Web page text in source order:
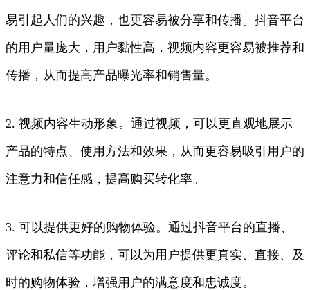
易引起人们的兴趣，也更容易被分享和传播。抖音平台
的用户量庞大，用户黏性高，视频内容更容易被推荐和
传播，从而提高产品曝光率和销售量。
2. 视频内容生动形象。通过视频，可以更直观地展示
产品的特点、使用方法和效果，从而更容易吸引用户的
注意力和信任感，提高购买转化率。
3. 可以提供更好的购物体验。通过抖音平台的直播、
评论和私信等功能，可以为用户提供更真实、直接、及
时的购物体验，增强用户的满意度和忠诚度。